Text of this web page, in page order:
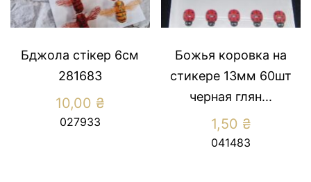
Бджола стікер 6см
281683
10,00 ₴
027933
Божья коровка на
стикере 13мм 60шт
черная глян...
1,50 ₴
041483